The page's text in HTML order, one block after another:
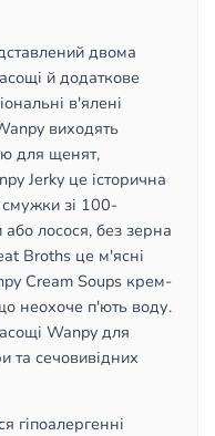
двома
й додаткове
в'ялені
виходять
для щенят,
Jerky це історична
смужки зі 100-
лосося, без зерна
Broths це м'ясні
Cream Soups крем-
неохоче п'ють воду.
Wanpy для
та сечовивідних
гіпоалергенні